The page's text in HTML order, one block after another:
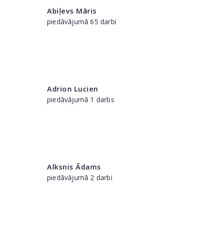
Abiļevs Māris
piedāvājumā 65 darbi
Adrion Lucien
piedāvājumā 1 darbs
Alksnis Ādams
piedāvājumā 2 darbi